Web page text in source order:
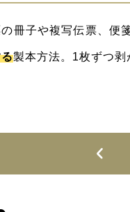
冊子や複写伝票、便
製本方法。1枚ずつ